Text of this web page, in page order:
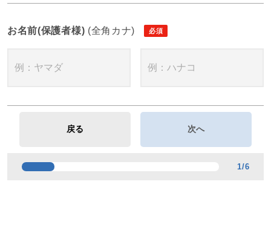
お名前(保護者様) (全角カナ)
1/6